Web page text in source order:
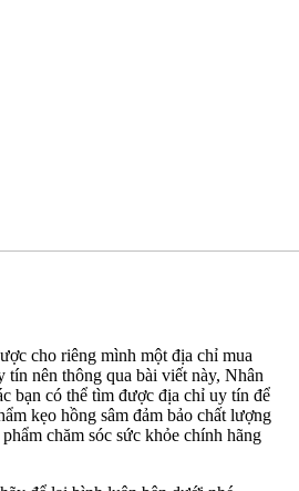
cho riêng mình một địa chỉ mua
tín nên thông qua bài viết này, Nhân
bạn có thể tìm được địa chỉ uy tín để
kẹo hồng sâm đảm bảo chất lượng
chăm sóc sức khỏe chính hãng